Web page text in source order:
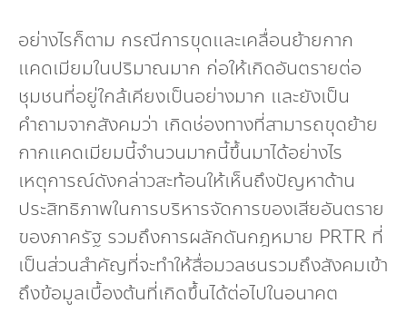
อย่างไรก็ตาม กรณีการขุดและเคลื่อนย้ายกาก
แคดเมียมในปริมาณมาก ก่อให้เกิดอันตรายต่อ
ชุมชนที่อยู่ใกล้เคียงเป็นอย่างมาก และยังเป็น
คำถามจากสังคมว่า เกิดช่องทางที่สามารถขุดย้าย
กากแคดเมียมนี้จำนวนมากนี้ขึ้นมาได้อย่างไร
เหตุการณ์ดังกล่าวสะท้อนให้เห็นถึงปัญหาด้าน
ประสิทธิภาพในการบริหารจัดการของเสียอันตราย
ของภาครัฐ รวมถึงการผลักดันกฎหมาย PRTR ที่
เป็นส่วนสำคัญที่จะทำให้สื่อมวลชนรวมถึงสังคมเข้า
ถึงข้อมูลเบื้องต้นที่เกิดขึ้นได้ต่อไปในอนาคต